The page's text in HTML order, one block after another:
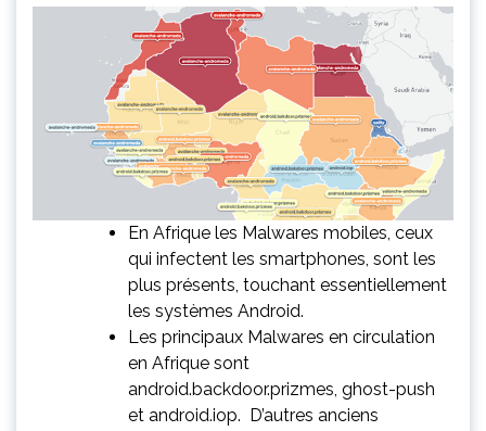
En Afrique les Malwares mobiles, ceux
qui infectent les smartphones, sont les
plus présents, touchant essentiellement
les systèmes Android.
Les principaux Malwares en circulation
en Afrique sont
android.backdoor.prizmes, ghost-push
et android.iop. D’autres anciens